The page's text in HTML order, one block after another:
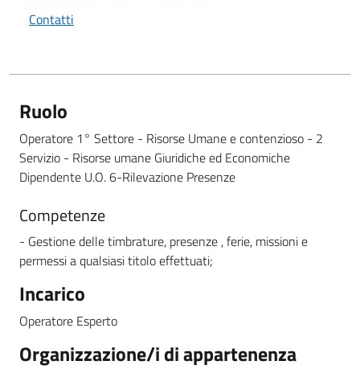
Contatti
Ruolo
Operatore 1° Settore - Risorse Umane e contenzioso - 2
Servizio - Risorse umane Giuridiche ed Economiche
Dipendente U.O. 6-Rilevazione Presenze
Competenze
- Gestione delle timbrature, presenze , ferie, missioni e
permessi a qualsiasi titolo effettuati;
Incarico
Operatore Esperto
Organizzazione/i di appartenenza